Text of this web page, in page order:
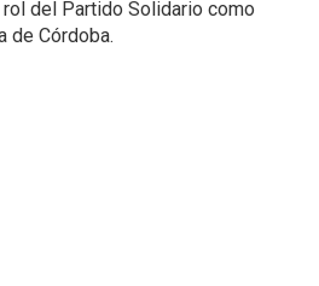
del Partido Solidario como
de Córdoba.